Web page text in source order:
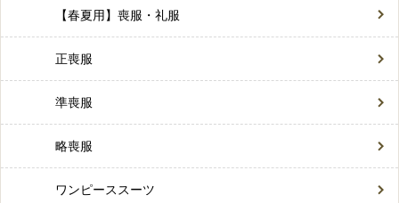
【春夏用】喪服・礼服
正喪服
準喪服
略喪服
ワンピーススーツ